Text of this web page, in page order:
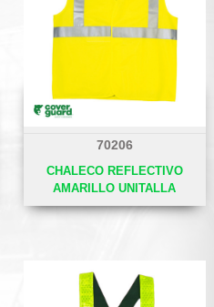
70206
CHALECO REFLECTIVO
AMARILLO UNITALLA